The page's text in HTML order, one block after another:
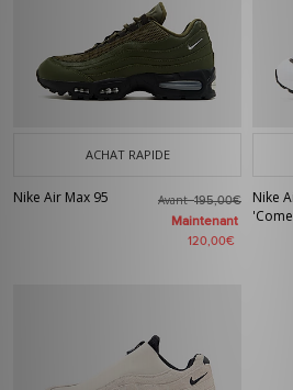
ACHAT RAPIDE
Nike Air Max 95 Avant195,00€
Maintenant
120,00€
Nike